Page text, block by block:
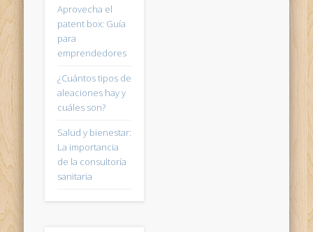
Aprovecha el
patent box: Guía
para
emprendedores
¿Cuántos tipos de
aleaciones hay y
cuáles son?
Salud y bienestar:
La importancia
de la consultoría
sanitaria